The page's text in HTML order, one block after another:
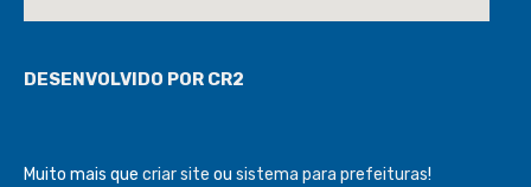
DESENVOLVIDO POR CR2
Muito mais que criar site ou sistema para prefeituras!